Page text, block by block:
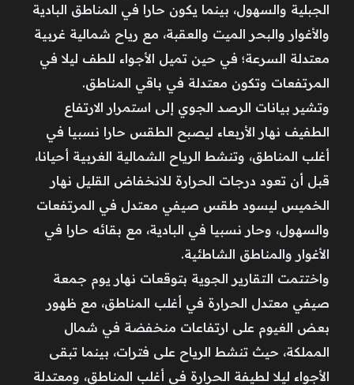
الجبلية والسهول، بينما يكون حارا في المناطق البادية
والأغوار والبحر الميت والعقبة، مع رياح شمالية غربية
معتدلة السرعة؛ في حين تميل الأجواء للطف ليلا في
المرتفعات وتكون معتدلة في باقي المناطق.
وتشير بيانات الرصد الجوي إلى استمرار الارتفاع
الطفيف نهار الأربعاء ليصبح الطقس حارا نسبيا في
أغلب المناطق، وتنشط الرياح الشمالية الغربية أحيانا،
قبل أن تعود درجات الحرارة للانخفاض القليل نهار
الخميس ليسود طقس صيفي معتدل في المرتفعات
والسهول، وحار نسبيا في البادية، مع بقائه حارا في
الأغوار والمناطق الشاطئية.
واختتمت التقارير الجوية بتوقعات نهار يوم جمعة
صيفي معتدل الحرارة في أغلب المناطق، مع ظهور
بعض الغيوم على ارتفاعات منخفضة في شمال
المملكة، حيث تنشط الرياح على فترات، بينما تبقى
الأجواء ليلا لطيفة الحرارة في أغلب المناطق، ومعتدلة